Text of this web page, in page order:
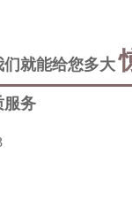
们就能给您多大
服务